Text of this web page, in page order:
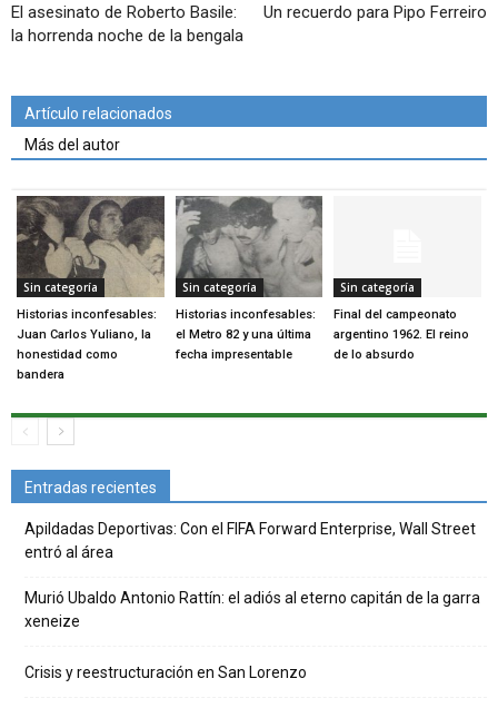
El asesinato de Roberto Basile:
la horrenda noche de la bengala
Un recuerdo para Pipo Ferreiro
Artículo relacionados
Más del autor
Sin categoría
Historias inconfesables:
Juan Carlos Yuliano, la
honestidad como
bandera
Sin categoría
Historias inconfesables:
el Metro 82 y una última
fecha impresentable
Sin categoría
Final del campeonato
argentino 1962. El reino
de lo absurdo
Entradas recientes
Apildadas Deportivas: Con el FIFA Forward Enterprise, Wall Street
entró al área
Murió Ubaldo Antonio Rattín: el adiós al eterno capitán de la garra
xeneize
Crisis y reestructuración en San Lorenzo